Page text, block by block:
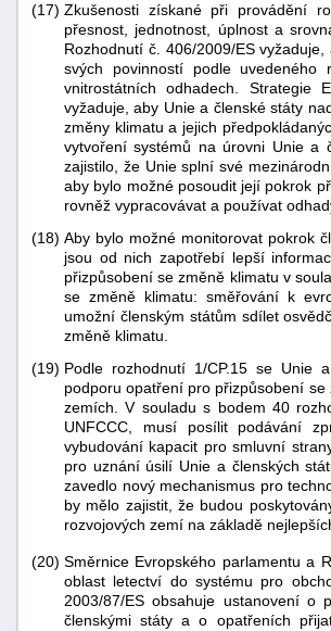
(17) Zkušenosti získané při provádění
přesnost, jednotnost, úplnost a
Rozhodnutí č. 406/2009/ES
svých povinností podle uvedeného
vnitrostátních odhadech. Strategie
vyžaduje, aby Unie a členské státy
změny klimatu a jejich
vytvoření systémů na úrovni Unie a
zajistilo, že Unie splní své
aby bylo možné posoudit její pokrok
rovněž vypracovávat a používat
(18) Aby bylo možné monitorovat pokrok
jsou od nich zapotřebí lepší
přizpůsobení se změně klimatu v
se změně klimatu: směřování k
umožní členským státům sdílet
změně klimatu.
(19) Podle rozhodnutí 1/CP.15 se Unie
podporu opatření pro přizpůsobení
zemích. V souladu s bodem 40
UNFCCC, musí posílit podávání
vybudování kapacit pro smluvní
pro uznání úsilí Unie a členských
zavedlo nový mechanismus pro
by mělo zajistit, že budou
rozvojových zemí na základě
(20) Směrnice Evropského parlamentu a
oblast letectví do systému pro
2003/87/ES obsahuje ustanovení
členskými státy a o opatřeních